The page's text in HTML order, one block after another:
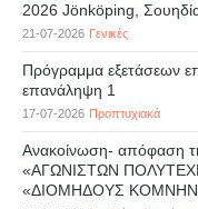
2026 Jönköping,
21-07-2026 Γενικές
Πρόγραμμα εξετάσεων
επανάληψη 1
17-07-2026 Προπτυχιακά
Ανακοίνωση- απόφαση
«ΑΓΩΝΙΣΤΩΝ
«ΔΙΟΜΗΔΟΥΣ